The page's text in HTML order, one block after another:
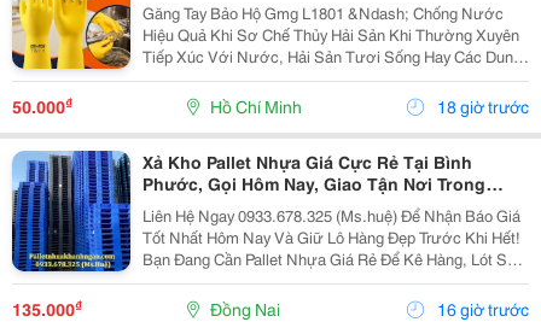
Găng Tay Bảo Hộ Gmg L1801 &Ndash; Chống Nước
Hiệu Quả Khi Sơ Chế Thủy Hải Sản Khi Thường Xuyên
Tiếp Xúc Với Nước, Hải Sản Tươi Sống Hay Các Dung
Dịch Vệ Sinh, Một Đôi Găng Tay Chất Lượng Sẽ Giúp
Bảo Vệ Đôi Tay Hiệu Quả. Găng Tay Bảo Hộ Gmg
L1801...
50.000₫ Hồ Chí Minh 18 giờ trước
Xả Kho Pallet Nhựa Giá Cực Rẻ Tại Bình
Phước, Gọi Hôm Nay, Giao Tận Nơi Trong
Ngày!
Liên Hệ Ngay 0933.678.325 (Ms.huệ) Để Nhận Báo Giá
Tốt Nhất Hôm Nay Và Giữ Lô Hàng Đẹp Trước Khi Hết!
Bạn Đang Cần Pallet Nhựa Giá Rẻ Để Kê Hàng, Lót Sàn,
Lưu Kho Hay Xuất Khẩu? Kho Đang Thanh Lý Số Lượng
Lớn Pallet Nhựa Với Giá Cực Ưu Đãi , Hàng...
135.000₫ Đồng Nai 16 giờ trước